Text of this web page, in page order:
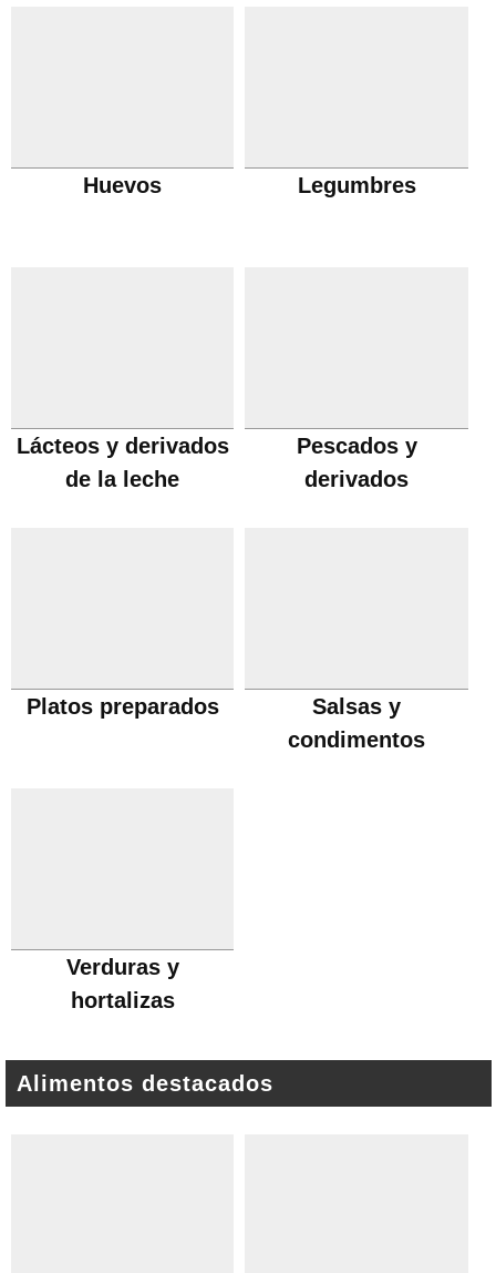
Huevos Legumbres
Lácteos y derivados
de la leche
Pescados y
derivados
Platos preparados
Salsas y
condimentos
Verduras y
hortalizas
Alimentos destacados